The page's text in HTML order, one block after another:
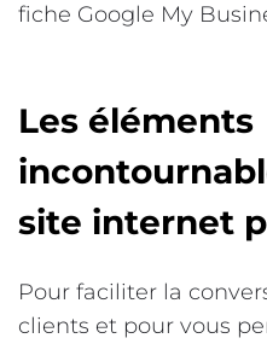
fiche Google My
Les éléments
site internet
Pour faciliter la
clients et pour vous